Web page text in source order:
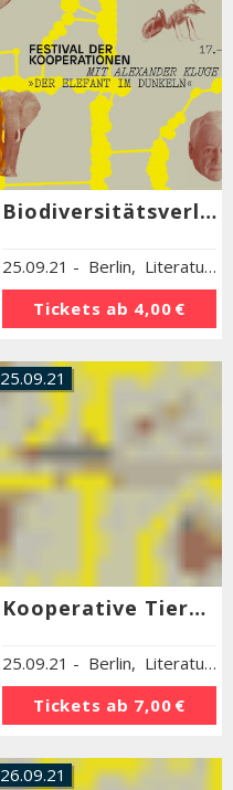
25.09.21
Kooperative Tiere: Lernen von anderen Arten
25.09.21 - Berlin, Literaturhaus Berlin
Tickets ab 7,00 €
Biodiversitätsverlust: Auswege aus der Zerstörung
25.09.21 - Berlin, Literaturhaus Berlin
Tickets ab 4,00 €
26.09.21